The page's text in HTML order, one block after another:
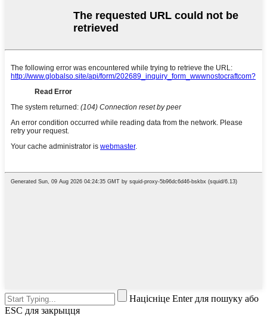
Націсніце Enter для пошуку або
ESC для закрыцця